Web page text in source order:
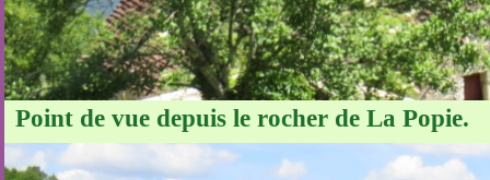
Point de vue depuis le rocher de La Popie.